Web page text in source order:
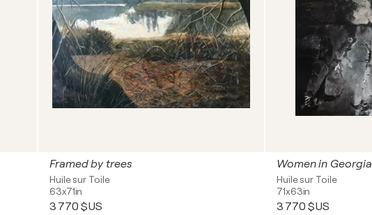
Framed by trees
Huile sur Toile
63x71in
3 770 $US
Women in Georgia
Huile sur Toile
71x63in
3 770 $US